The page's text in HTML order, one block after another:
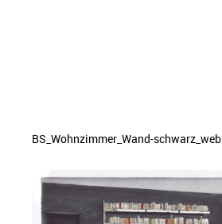
BS_Wohnzimmer_Wand-schwarz_web